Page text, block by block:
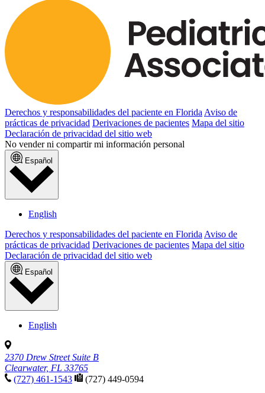
Derechos y responsabilidades del paciente en Florida Aviso de
prácticas de privacidad Derivaciones de pacientes Mapa del sitio
Declaración de privacidad del sitio web
No vender ni compartir mi información personal
Español
English
Derechos y responsabilidades del paciente en Florida Aviso de
prácticas de privacidad Derivaciones de pacientes Mapa del sitio
Declaración de privacidad del sitio web
Español
English
2370 Drew Street Suite B
Clearwater, FL 33765
(727) 461-1543
(727) 449-0594